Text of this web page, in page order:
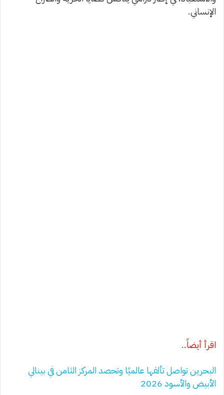
الإنساني.
اقرأ أيضاً..
البحرين تواصل تألقها عالميًا وتحصد المركز الثامن في بينالي
الأبيض والأسود 2026